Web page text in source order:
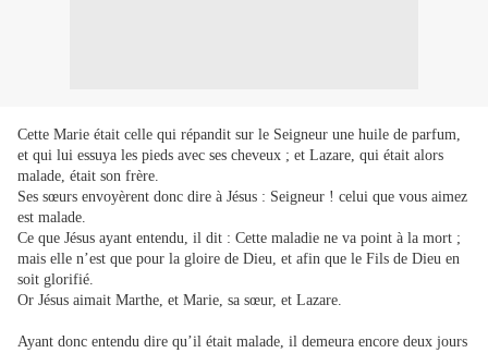
Cette Marie était celle qui répandit sur le Seigneur une huile de parfum,
et qui lui essuya les pieds avec ses cheveux ; et Lazare, qui était alors
malade, était son frère.
Ses sœurs envoyèrent donc dire à Jésus : Seigneur ! celui que vous aimez
est malade.
Ce que Jésus ayant entendu, il dit : Cette maladie ne va point à la mort ;
mais elle n’est que pour la gloire de Dieu, et afin que le Fils de Dieu en
soit glorifié.
Or Jésus aimait Marthe, et Marie, sa sœur, et Lazare.
Ayant donc entendu dire qu’il était malade, il demeura encore deux jours